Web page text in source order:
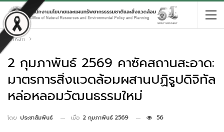
หน้าหลัก
2 กุมภาพันธ์ 2569 คาซัคสถานสะอาด:
มาตรการสิ่งแวดล้อมผสานปฏิรูปดิจิทัล
หล่อหลอมวัฒนธรรมใหม่
โดย ประชาสัมพันธ์ เมื่อ 2 กุมภาพันธ์ 2569 56